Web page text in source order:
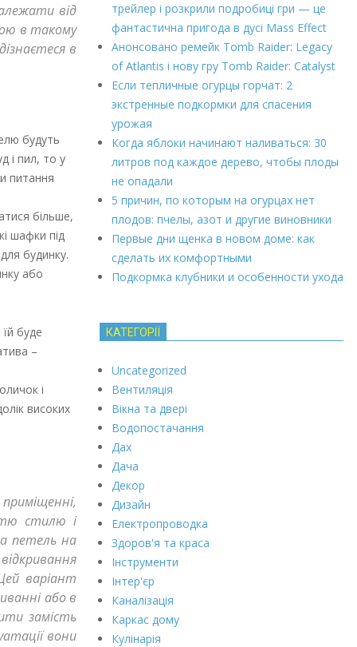
від
в такому
в
будуть
і пил, то у
питання
більше,
шафки під
будинку.
або
буде
–
і
високих
стилю і
петель на
варіант
або в
замість
вони
трейлер і розкрили подробиці гри — це
фантастична пригода в дусі Mass Effect
Анонсовано ремейк Tomb Raider: Legacy
of Atlantis і нову гру Tomb Raider: Catalyst
Если тепличные огурцы горчат: 2
экстренные подкормки для спасения
урожая
Когда яблоки начинают наливаться: 30
литров под каждое дерево, чтобы плоды
не опадали
5 причин, по которым на огурцах нет
плодов: пчелы, азот и другие виновники
Первые дни щенка в новом доме: как
сделать их комфортными
Подкормка клубники и особенности ухода
КАТЕГОРІЇ
Uncategorized
Вентиляція
Вікна та двері
Водопостачання
Дах
Дача
Декор
Дизайн
Електропроводка
Здоров'я та краса
Інструменти
Інтер'єр
Каналізація
Каркас дому
Кулінарія